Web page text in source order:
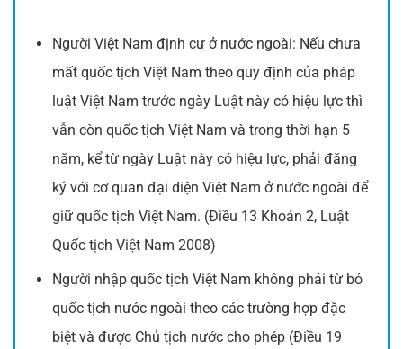
Người Việt Nam định cư ở nước ngoài: Nếu chưa
mất quốc tịch Việt Nam theo quy định của pháp
luật Việt Nam trước ngày Luật này có hiệu lực thì
vẫn còn quốc tịch Việt Nam và trong thời hạn 5
năm, kể từ ngày Luật này có hiệu lực, phải đăng
ký với cơ quan đại diện Việt Nam ở nước ngoài để
giữ quốc tịch Việt Nam. (Điều 13 Khoản 2, Luật
Quốc tịch Việt Nam 2008)
Người nhập quốc tịch Việt Nam không phải từ bỏ
quốc tịch nước ngoài theo các trường hợp đặc
biệt và được Chủ tịch nước cho phép (Điều 19